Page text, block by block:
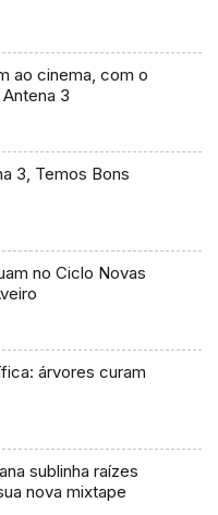
ao cinema, com o
3
3, Temos Bons
no Ciclo Novas
árvores curam
sublinha raízes
nova mixtape